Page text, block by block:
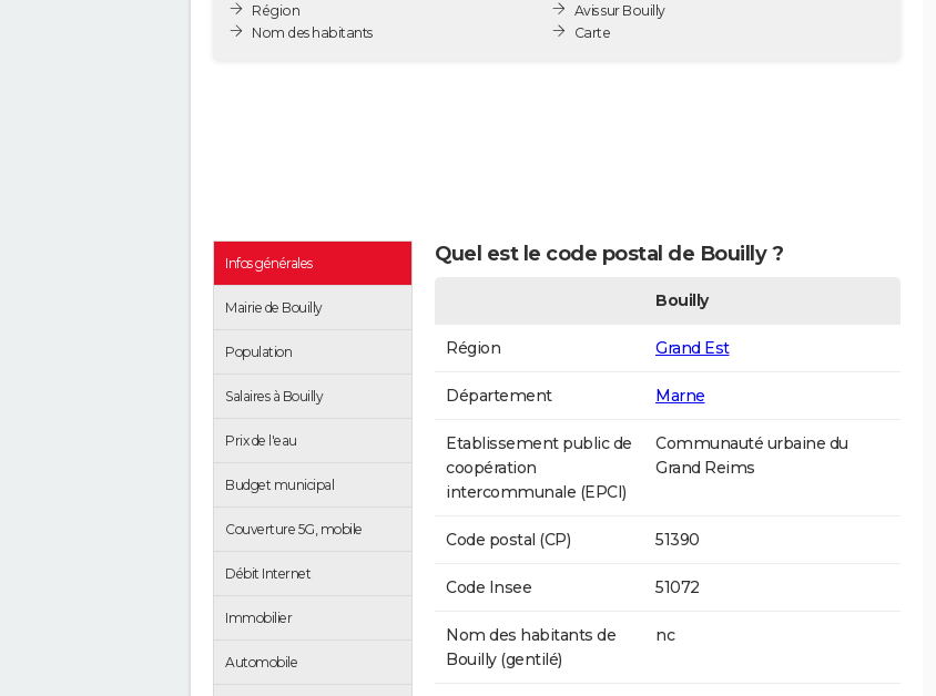
Région
Nom des habitants
Avis sur Bouilly
Carte
Infos générales
Mairie de Bouilly
Population
Salaires à Bouilly
Prix de l'eau
Budget municipal
Couverture 5G, mobile
Débit Internet
Immobilier
Automobile
Quel est le code postal de Bouilly ?
Bouilly
Région Grand Est
Département Marne
Etablissement public de
coopération
intercommunale (EPCI)
Communauté urbaine du
Grand Reims
Code postal (CP) 51390
Code Insee 51072
Nom des habitants de
Bouilly (gentilé)
nc